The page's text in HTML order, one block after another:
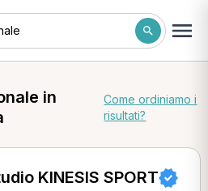
in
Come ordiniamo i
risultati?
KINESIS SPORT